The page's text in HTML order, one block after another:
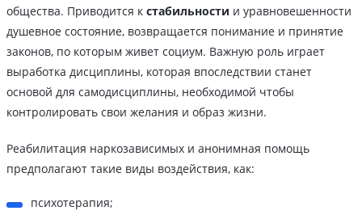
общества. Приводится к стабильности и уравновешенности
душевное состояние, возвращается понимание и принятие
законов, по которым живет социум. Важную роль играет
выработка дисциплины, которая впоследствии станет
основой для самодисциплины, необходимой чтобы
контролировать свои желания и образ жизни.
Реабилитация наркозависимых и анонимная помощь
предполагают такие виды воздействия, как:
психотерапия;